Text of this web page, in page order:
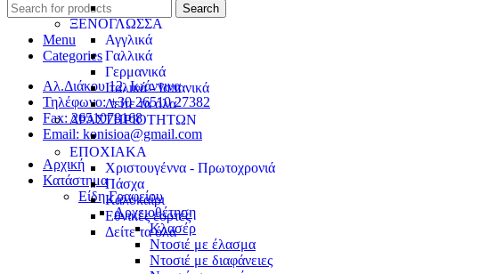
ΞΕΝΟΓΛΩΣΣΑ
Αγγλικά
Γαλλικά
Γερμανικά
Ιταλικά - Ισπανικά
Δείτε τα όλα
ΔΡΑΣΤΗΡΙΟΤΗΤΩΝ
ΕΠΟΧΙΑΚΑ
Χριστουγέννα - Πρωτοχρονιά
Πάσχα
Καλοκαίρι
Εθνικές εορτές
Δείτε τα όλα
Search
Menu
Categories
Αλ.Διάκου 12, Ιωάννινα
Τηλέφωνο: +30 26510 27382
Fax: 2651078168
Email: konisioa@gmail.com
Αρχική
Κατάστημα
Είδη Γραφείου
Αρχειοθέτηση
Κλασέρ
Ντοσιέ με έλασμα
Ντοσιέ με διαφάνειες